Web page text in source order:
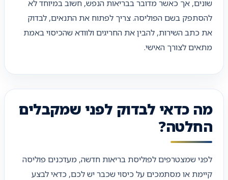
שונים, אך כאשר מדובר בבריאות הנפש, חשוב במיוחד לא
להסתפק בשם הפוליסה. צריך לפתוח את התנאים, לבדוק
את כתב השירות, להבין את החריגים ולוודא שהכיסוי באמת
מתאים לצורך האישי.
מה כדאי לבדוק לפני שמקבלים
החלטה?
לפני שמצטרפים לפוליסת בריאות חדשה, מעדכנים פוליסה
קיימת או מסתמכים על כיסוי שכבר יש לכם, כדאי לבצע